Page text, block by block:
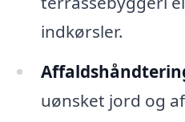
indkørsler.
uønsket jord og